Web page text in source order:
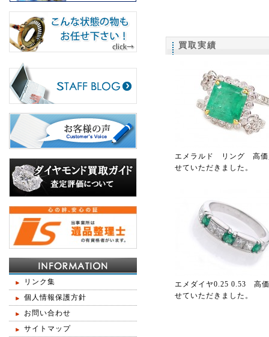
買取実績
エメラルド リング 高価
せていただきました。
エメダイヤ0.25 0.53 高
せていただきました。
リンク集
個人情報保護方針
お問い合わせ
サイトマップ